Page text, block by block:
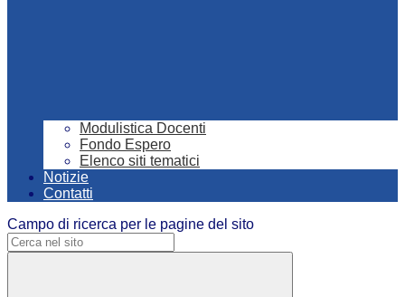
Modulistica Docenti
Fondo Espero
Elenco siti tematici
Notizie
Contatti
Campo di ricerca per le pagine del sito